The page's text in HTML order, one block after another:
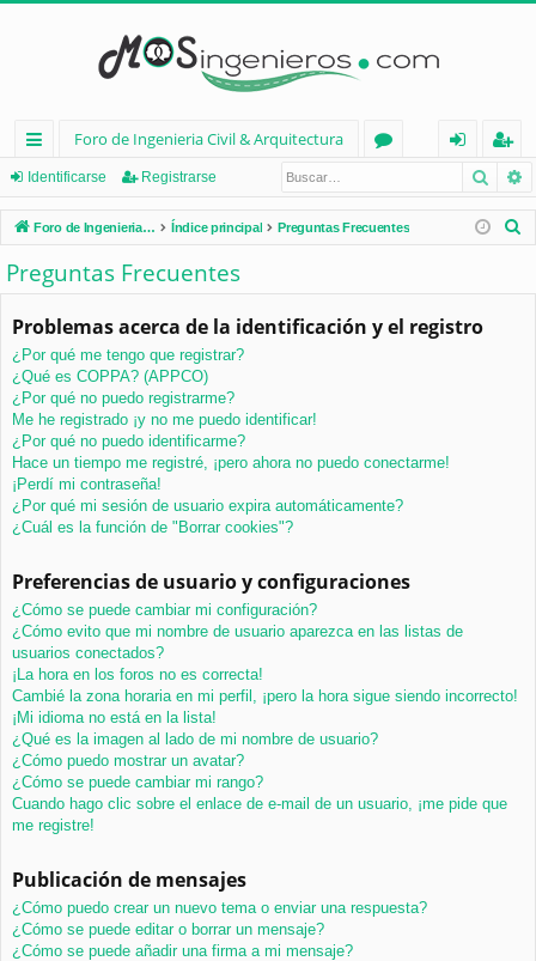
nl
ac
es
rá
pi
d
os
Foro de Ingenieria Civil & Arquitectura
os
nt
ifi
rs
eg
ist
ra
Identificarse Registrarse
Foro de Ingenieria Civil & Arquitectura Índice principal Preguntas Frecuentes
Preguntas Frecuentes
Problemas acerca de la identificación y el registro
¿Por qué me tengo que registrar?
¿Qué es COPPA? (APPCO)
¿Por qué no puedo registrarme?
Me he registrado ¡y no me puedo identificar!
¿Por qué no puedo identificarme?
Hace un tiempo me registré, ¡pero ahora no puedo conectarme!
¡Perdí mi contraseña!
¿Por qué mi sesión de usuario expira automáticamente?
¿Cuál es la función de "Borrar cookies"?
Preferencias de usuario y configuraciones
¿Cómo se puede cambiar mi configuración?
¿Cómo evito que mi nombre de usuario aparezca en las listas de
usuarios conectados?
¡La hora en los foros no es correcta!
Cambié la zona horaria en mi perfil, ¡pero la hora sigue siendo incorrecto!
¡Mi idioma no está en la lista!
¿Qué es la imagen al lado de mi nombre de usuario?
¿Cómo puedo mostrar un avatar?
¿Cómo se puede cambiar mi rango?
Cuando hago clic sobre el enlace de e-mail de un usuario, ¡me pide que
me registre!
Publicación de mensajes
¿Cómo puedo crear un nuevo tema o enviar una respuesta?
¿Cómo se puede editar o borrar un mensaje?
¿Cómo se puede añadir una firma a mi mensaje?